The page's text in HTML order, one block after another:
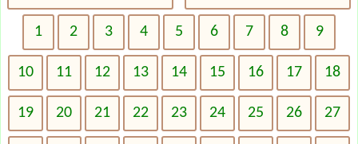
1 2 3 4 5 6 7 8 9
10 11 12 13 14 15 16 17 18
19 20 21 22 23 24 25 26 27